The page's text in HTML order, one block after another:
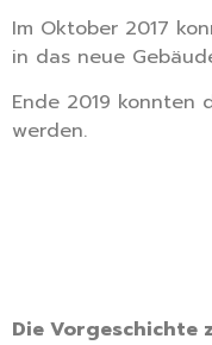
Im Oktober 2017
in das neue
Ende 2019 konnten
werden.
Die Vorgeschichte